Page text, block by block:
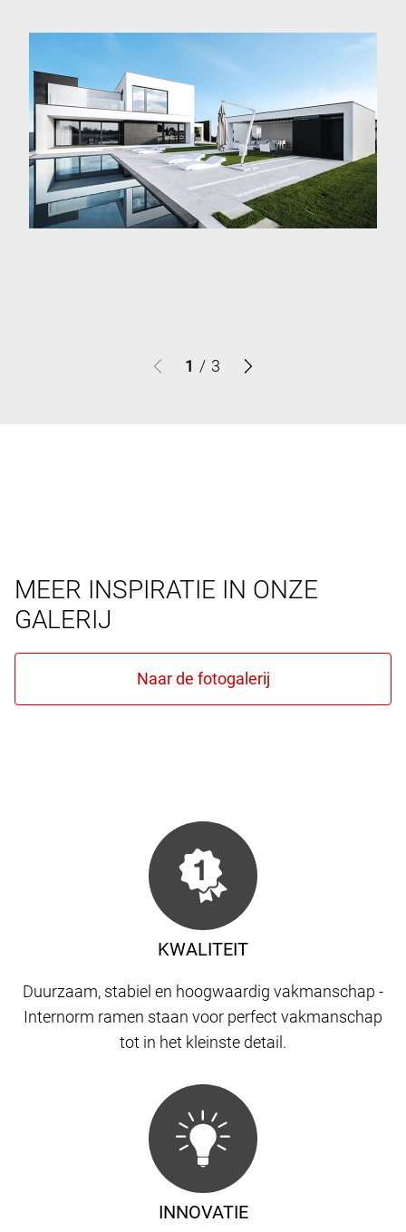
1 / 3
MEER INSPIRATIE IN ONZE
GALERIJ
KWALITEIT
Duurzaam, stabiel en hoogwaardig vakmanschap -
Internorm ramen staan ​​voor perfect vakmanschap
tot in het kleinste detail.
INNOVATIE